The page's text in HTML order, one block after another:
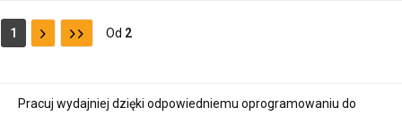
1 Od 2
Pracuj wydajniej dzięki odpowiedniemu oprogramowaniu do